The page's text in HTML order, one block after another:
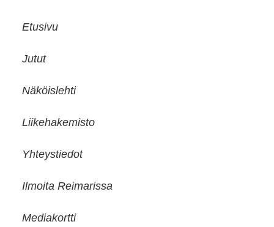
Etusivu
Jutut
Näköislehti
Liikehakemisto
Yhteystiedot
Ilmoita Reimarissa
Mediakortti